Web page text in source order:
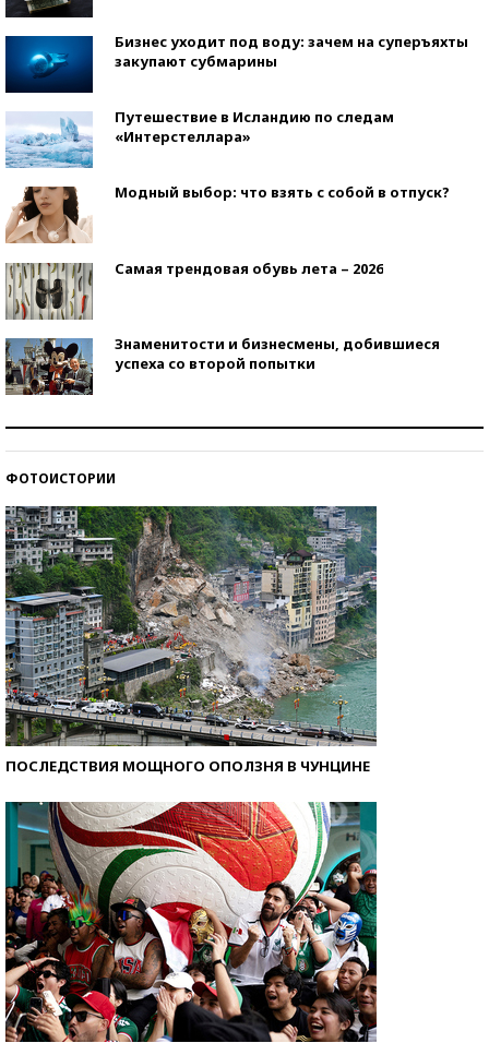
Бизнес уходит под воду: зачем на суперъяхты
закупают субмарины
Путешествие в Исландию по следам
«Интерстеллара»
Модный выбор: что взять с собой в отпуск?
Самая трендовая обувь лета – 2026
Знаменитости и бизнесмены, добившиеся
успеха со второй попытки
ФОТОИСТОРИИ
ПОСЛЕДСТВИЯ МОЩНОГО ОПОЛЗНЯ В ЧУНЦИНЕ